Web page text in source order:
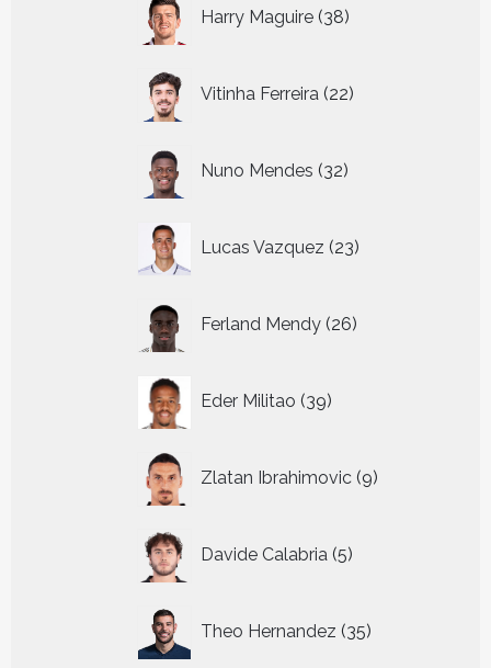
Harry Maguire 38
producten
Vitinha Ferreira 22
producten
Nuno Mendes 32
producten
Lucas Vazquez 23
producten
Ferland Mendy 26
producten
Eder Militao 39
producten
Zlatan Ibrahimovic 9
producten
Davide Calabria 5
producten
Theo Hernandez 35
producten